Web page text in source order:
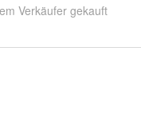
Verkäufer gekauft